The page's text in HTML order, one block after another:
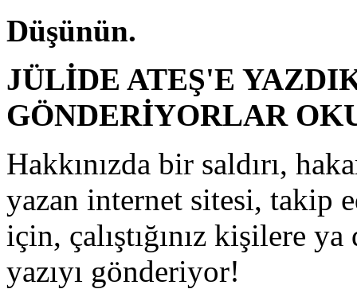
Düşünün.
JÜLİDE ATEŞ'E
GÖNDERİYORLAR
Hakkınızda bir saldırı,
yazan internet sitesi, takip
için, çalıştığınız kişilere
yazıyı gönderiyor!